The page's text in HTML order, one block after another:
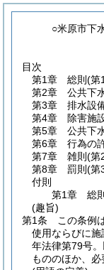
○米原市下
目次
第1章
総則 (第
第2章
公共下
第3章
排水設
第4章
除害施
第5章
公共下
第6章
行為の
第7章
雑則 (第
第8章
罰則 (第
付則
第1章
総則
(趣旨)
第1条
この条例
使用ならびに
年法律第79号
もののほか、必